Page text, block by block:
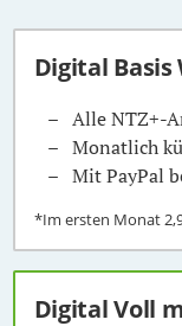
Digital Basis
Alle NTZ+-
Monatlich
Mit PayPal
*Im ersten Monat
Digital Voll